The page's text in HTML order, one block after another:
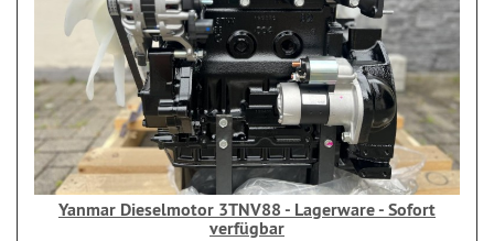
Yanmar Dieselmotor 3TNV88 - Lagerware - Sofort
verfügbar